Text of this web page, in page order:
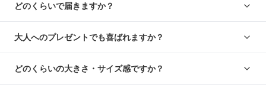
どのくらいで届きますか？
大人へのプレゼントでも喜ばれますか？
どのくらいの大きさ・サイズ感ですか？